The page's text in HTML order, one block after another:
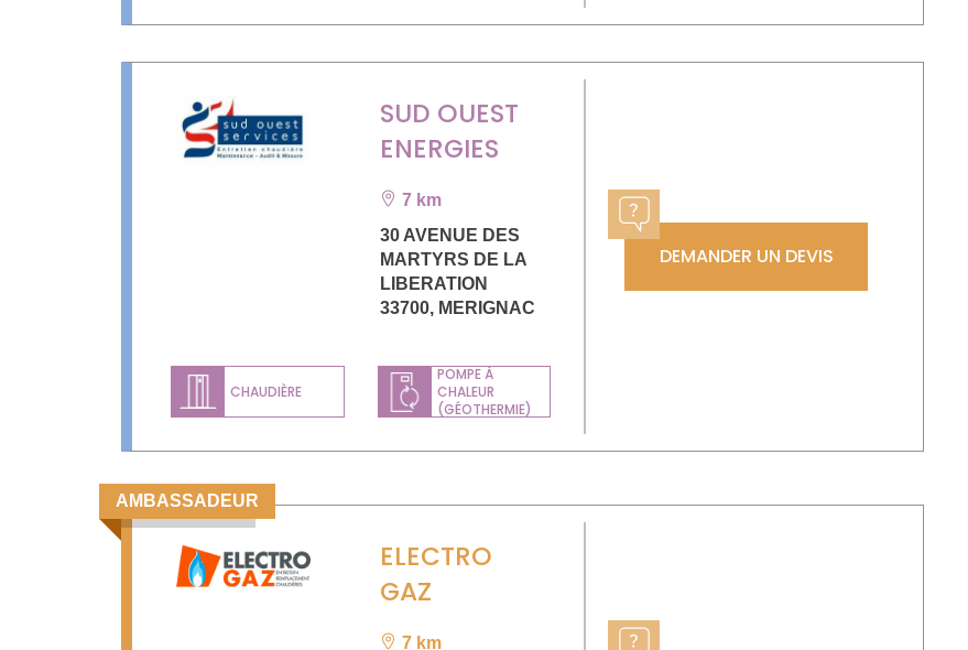
SUD OUEST
ENERGIES
7 km
30 AVENUE DES
MARTYRS DE LA
LIBERATION
33700, MERIGNAC
CHAUDIÈRE
POMPE À
CHALEUR
(GÉOTHERMIE)
DEMANDER UN DEVIS
AMBASSADEUR
ELECTRO
GAZ
7 km